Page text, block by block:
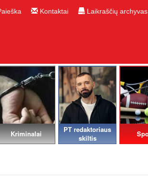
Kontaktai Laikraščių archyvas
Kriminalai
PT redaktoriaus
skiltis